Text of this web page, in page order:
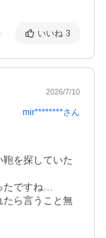
いいね 3
2026/7/10
mir********さん
を探していた
ですね…
たら言うこと無